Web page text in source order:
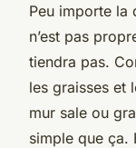
Peu importe la
n’est pas
tiendra pas.
les graisses et
mur sale ou
simple que ça.